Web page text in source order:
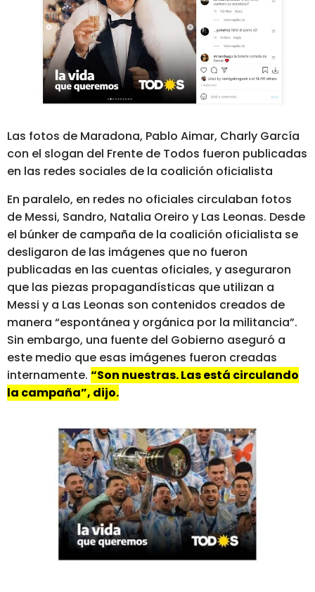
Las fotos de Maradona, Pablo Aimar, Charly García
con el slogan del Frente de Todos fueron publicadas
en las redes sociales de la coalición oficialista
En paralelo, en redes no oficiales circulaban fotos
de Messi, Sandro, Natalia Oreiro y Las Leonas. Desde
el búnker de campaña de la coalición oficialista se
desligaron de las imágenes que no fueron
publicadas en las cuentas oficiales, y aseguraron
que las piezas propagandísticas que utilizan a
Messi y a Las Leonas son contenidos creados de
manera “espontánea y orgánica por la militancia”.
Sin embargo, una fuente del Gobierno aseguró a
este medio que esas imágenes fueron creadas
internamente. “Son nuestras. Las está circulando
la campaña”, dijo.